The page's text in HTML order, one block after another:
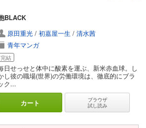
BLACK
原田重光 / 初嘉屋一生 / 清水茜
青年マンガ
完結
日せっせと体中に酸素を運ぶ、新米赤血球。し
し彼の職場(世界)の労働環境は、徹底的にブラ
ク...
カート
ブラウザ
試し読み